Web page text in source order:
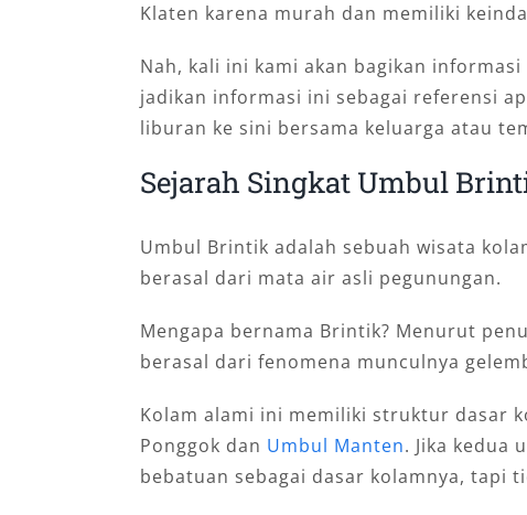
Klaten karena murah dan memiliki
Nah, kali ini kami akan bagikan
jadikan informasi ini sebagai referensi
liburan ke sini bersama keluarga atau
Sejarah Singkat Umbul
Umbul Brintik adalah sebuah wisata
berasal dari mata air asli pegunungan.
Mengapa bernama Brintik? Menurut
berasal dari fenomena munculnya
Kolam alami ini memiliki struktur dasar
Ponggok dan Umbul Manten. Jika kedua
bebatuan sebagai dasar kolamnya, tapi